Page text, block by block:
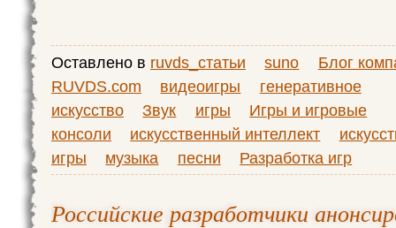
Оставлено в ruvds_статьи suno
Блог
RUVDS.com
видеоигры
генеративное
искусство
Звук игры
Игры и игровые
консоли
искусственный интеллект
игры
музыка песни Разработка игр
Российские разработчики